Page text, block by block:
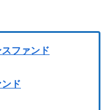
ファンド
ド